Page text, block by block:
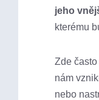
jeho
kterému
Zde
nám
nebo